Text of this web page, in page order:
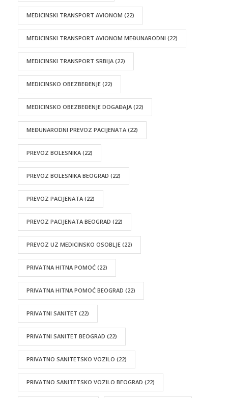
MEDICINSKI TRANSPORT AVIONOM (22)
MEDICINSKI TRANSPORT AVIONOM MEĐUNARODNI (22)
MEDICINSKI TRANSPORT SRBIJA (22)
MEDICINSKO OBEZBEĐENJE (22)
MEDICINSKO OBEZBEĐENJE DOGAĐAJA (22)
MEĐUNARODNI PREVOZ PACIJENATA (22)
PREVOZ BOLESNIKA (22)
PREVOZ BOLESNIKA BEOGRAD (22)
PREVOZ PACIJENATA (22)
PREVOZ PACIJENATA BEOGRAD (22)
PREVOZ UZ MEDICINSKO OSOBLJE (22)
PRIVATNA HITNA POMOĆ (22)
PRIVATNA HITNA POMOĆ BEOGRAD (22)
PRIVATNI SANITET (22)
PRIVATNI SANITET BEOGRAD (22)
PRIVATNO SANITETSKO VOZILO (22)
PRIVATNO SANITETSKO VOZILO BEOGRAD (22)